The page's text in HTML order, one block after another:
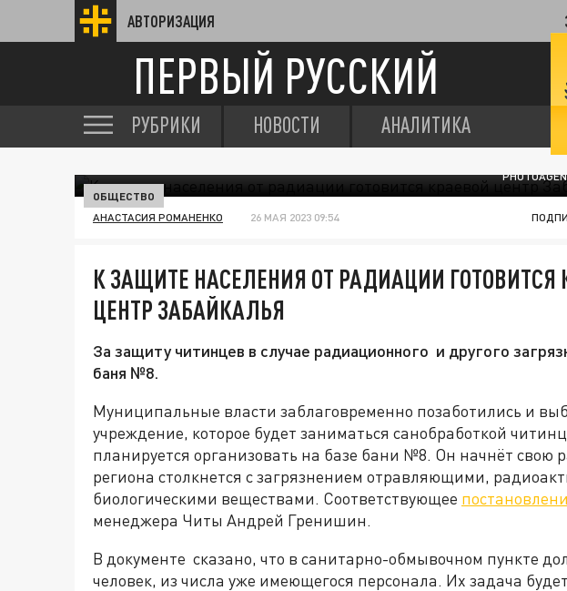
АВТОРИЗАЦИЯ
ПЕРВЫЙ РУССКИЙ
РУБРИКИ НОВОСТИ АНАЛИТИКА
ОБЩЕСТВО
АНАСТАСИЯ РОМАНЕНКО 26 МАЯ 2023 09:54
К ЗАЩИТЕ НАСЕЛЕНИЯ ОТ РАДИАЦИИ ГОТОВИТСЯ
ЦЕНТР ЗАБАЙКАЛЬЯ
За защиту читинцев в случае радиационного и другого
баня №8.
Муниципальные власти заблаговременно позаботились и
учреждение, которое будет заниматься санобработкой
планируется организовать на базе бани №8. Он начнёт свою
региона столкнется с загрязнением отравляющими,
биологическими веществами. Соответствующее
менеджера Читы Андрей Гренишин.
В документе сказано, что в санитарно-обмывочном пункте
человек, из числа уже имеющегося персонала. Их задача